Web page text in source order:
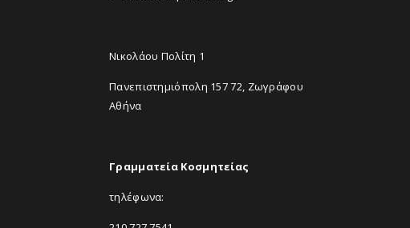
Νικολάου Πολίτη 1
Πανεπιστημιόπολη 157 72, Ζωγράφου
Αθήνα
Γραμματεία Κοσμητείας
τηλέφωνα: